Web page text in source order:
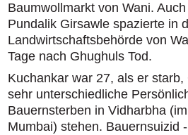
Baumwollmarkt von Wani.
Pundalik Girsawle spazierte in
Landwirtschaftsbehörde von
Tage nach Ghughuls Tod.
Kuchankar war 27, als er
sehr unterschiedliche
Bauernsterben in Vidharbha
Mumbai) stehen. Bauernsuizid